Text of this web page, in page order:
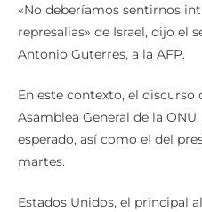
«No deberíamos sentirnos
represalias» de Israel, dijo el
Antonio Guterres, a la AFP.
En este contexto, el discurso
Asamblea General de la
esperado, así como el del
martes.
Estados Unidos, el principal